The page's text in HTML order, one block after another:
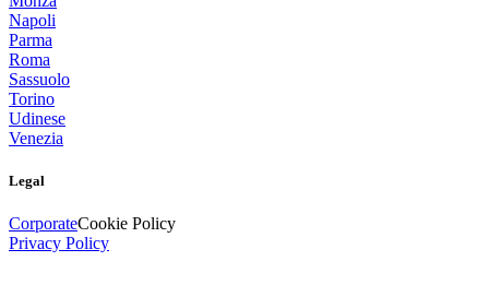
Napoli
Parma
Roma
Sassuolo
Torino
Udinese
Venezia
Legal
CorporateCookie Policy
Privacy Policy